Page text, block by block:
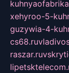
xehyroo-5-
guzywia-4-
cs68.ru
raszar.ru